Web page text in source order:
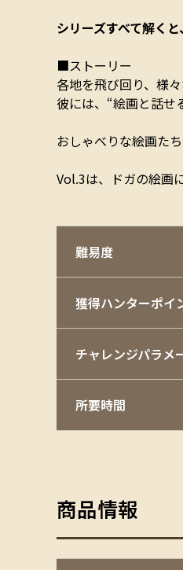
シリーズすべて解く
■ストーリー
各地を飛び回り、様
彼には、“絵画と話せ
おしゃべりな絵画た
Vol.3は、ドガの絵画
難易度
獲得ハンターポイ
チャレンジパラメ
所要時間
商品情報